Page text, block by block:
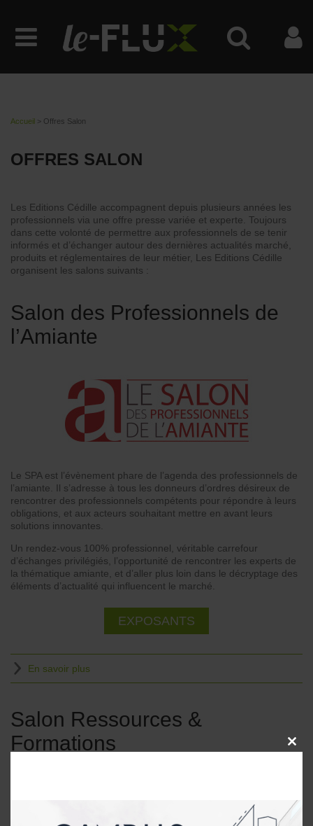
Accueil > Offres Salon
OFFRES SALON
Les Editions Cédille accompagnent depuis plusieurs années les
professionnels via une offre presse variée et experte. Toujours
dans cette volonté de permettre aux professionnels de se tenir
informés et d’échanger autour des dernières actualités marché,
produits et réglementaires de leur métier, Les Editions Cédille
organisent les salons suivants :
Salon des Professionnels de
l’Amiante
Le SPA est l’évènement phare de l’agenda des professionnels de
l’amiante. Il s’adresse à tous les donneurs d’ordres désireux de
rencontrer des professionnels compétents pour répondre à leurs
obligations, et aux acteurs souhaitant mettre en avant leurs
solutions innovantes.
Un rendez-vous 100% professionnel, véritable carrefour
d’échanges privilégiés, l’opportunité de rencontrer les experts de
la thématique amiante, et d’aller plus loin dans le décryptage des
éléments d’actualité qui influencent le marché.
EXPOSANTS
En savoir plus
Salon Ressources &
Formations
CLOSE